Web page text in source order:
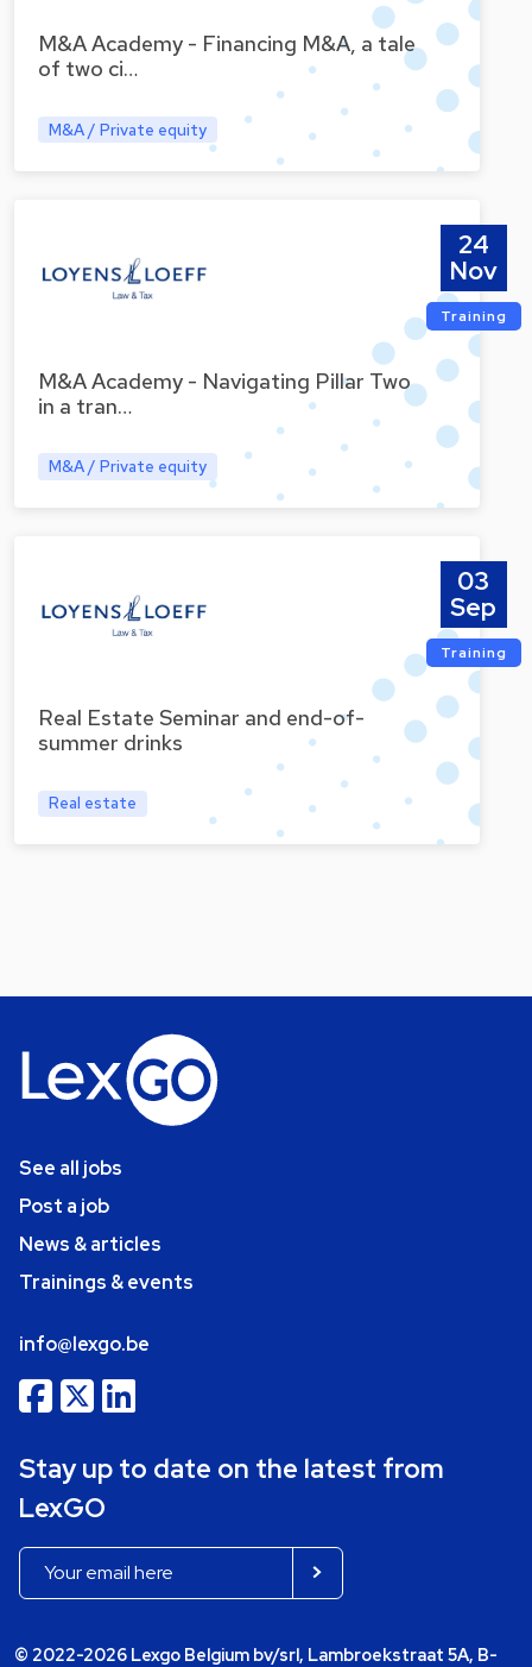
M&A Academy - Financing M&A, a tale
of two ci…
M&A / Private equity
M&A Academy - Navigating Pillar Two
in a tran…
M&A / Private equity
24
Nov
Training
Real Estate Seminar and end-of-
summer drinks
Real estate
03
Sep
Training
See all jobs
Post a job
News & articles
Trainings & events
info@lexgo.be
Stay up to date on the latest from
LexGO
© 2022-2026 Lexgo Belgium bv/srl, Lambroekstraat 5A, B-